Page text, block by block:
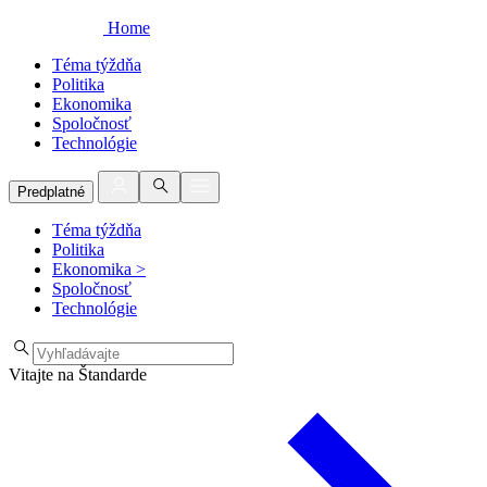
Home
Téma týždňa
Politika
Ekonomika
Spoločnosť
Technológie
Predplatné
Téma týždňa
Politika
Ekonomika >
Spoločnosť
Technológie
Vitajte na Štandarde